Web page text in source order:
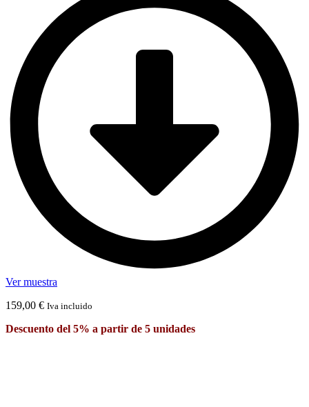
Ver muestra
159,00 € Iva incluido
Descuento del 5% a partir de 5 unidades